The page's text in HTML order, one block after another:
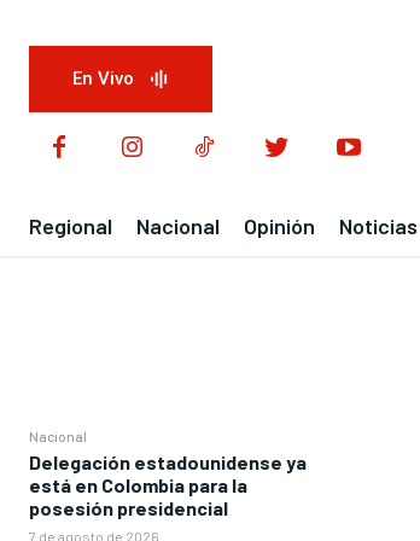
En Vivo
Regional Nacional Opinión Noticias
Nacional
Delegación estadounidense ya
está en Colombia para la
posesión presidencial
7 de agosto de 2026